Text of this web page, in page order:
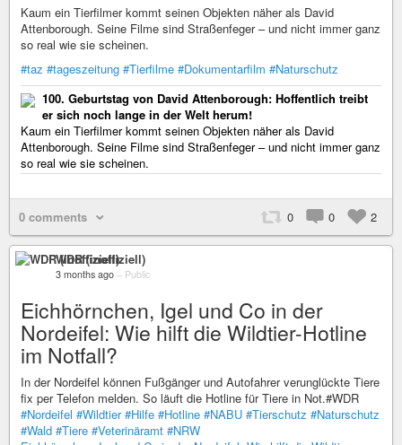
Kaum ein Tierfilmer kommt seinen Objekten näher als David
Attenborough. Seine Filme sind Straßenfeger – und nicht immer ganz
so real wie sie scheinen.
#taz #tageszeitung #Tierfilme #Dokumentarfilm #Naturschutz
100. Geburtstag von David Attenborough: Hoffentlich treibt
er sich noch lange in der Welt herum!
Kaum ein Tierfilmer kommt seinen Objekten näher als David
Attenborough. Seine Filme sind Straßenfeger – und nicht immer ganz
so real wie sie scheinen.
0 comments 0 0 2
WDR (inoffiziell)
3 months ago – Public
Eichhörnchen, Igel und Co in der
Nordeifel: Wie hilft die Wildtier-Hotline
im Notfall?
In der Nordeifel können Fußgänger und Autofahrer verunglückte Tiere
fix per Telefon melden. So läuft die Hotline für Tiere in Not.#WDR
#Nordeifel #Wildtier #Hilfe #Hotline #NABU #Tierschutz #Naturschutz
#Wald #Tiere #Veterinäramt #NRW